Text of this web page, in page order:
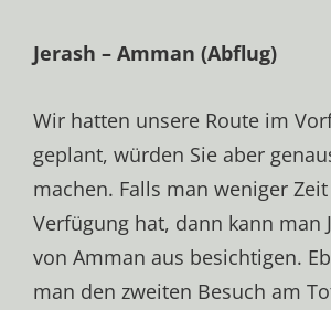
Jerash – Amman (Abflug)
Wir hatten unsere Route im
geplant, würden Sie aber
machen. Falls man weniger
Verfügung hat, dann kann man
von Amman aus besichtigen.
man den zweiten Besuch am